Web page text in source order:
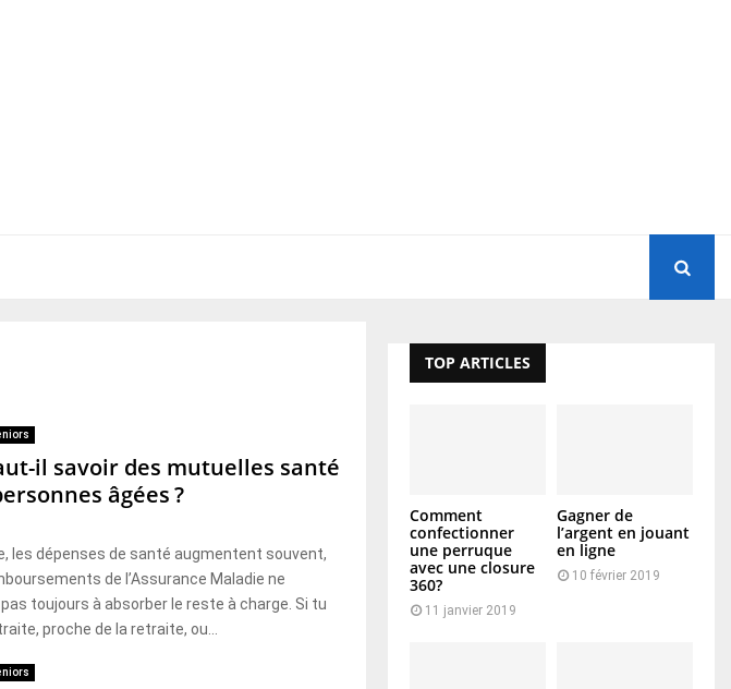
il savoir des mutuelles santé
âgées ?
les dépenses de santé augmentent souvent,
de l’Assurance Maladie ne
toujours à absorber le reste à charge. Si tu
proche de la retraite, ou...
TOP ARTICLES
Comment
confectionner
une perruque
avec une closure
360?
11 janvier 2019
Gagner de
l’argent en jouant
en ligne
10 février 2019